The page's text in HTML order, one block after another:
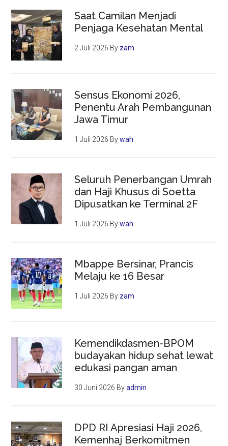
Saat Camilan Menjadi
Penjaga Kesehatan Mental
2 Juli 2026 By zam
Sensus Ekonomi 2026,
Penentu Arah Pembangunan
Jawa Timur
1 Juli 2026 Bywah
Seluruh Penerbangan Umrah
dan Haji Khusus di Soetta
Dipusatkan ke Terminal 2F
1 Juli 2026 Bywah
Mbappe Bersinar, Prancis
Melaju ke 16 Besar
1 Juli 2026 By zam
Kemendikdasmen-BPOM
budayakan hidup sehat lewat
edukasi pangan aman
30 Juni 2026 Byadmin
DPD RI Apresiasi Haji 2026,
Kemenhaj Berkomitmen